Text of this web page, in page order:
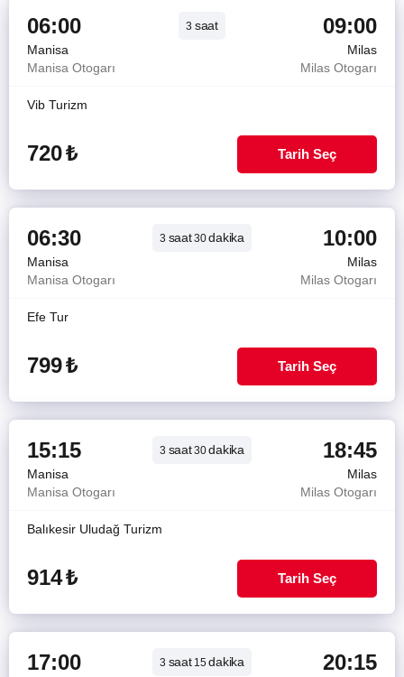
06:00 3 saat 09:00
Manisa
Milas
Manisa Otogarı
Milas Otogarı
Vib Turizm
720₺ Tarih Seç
06:30 3 saat30dakika 10:00
Manisa
Milas
Manisa Otogarı
Milas Otogarı
Efe Tur
799₺ Tarih Seç
15:15 3 saat30dakika 18:45
Manisa
Milas
Manisa Otogarı
Milas Otogarı
Balıkesir Uludağ Turizm
914₺ Tarih Seç
17:00 3 saat15dakika 20:15